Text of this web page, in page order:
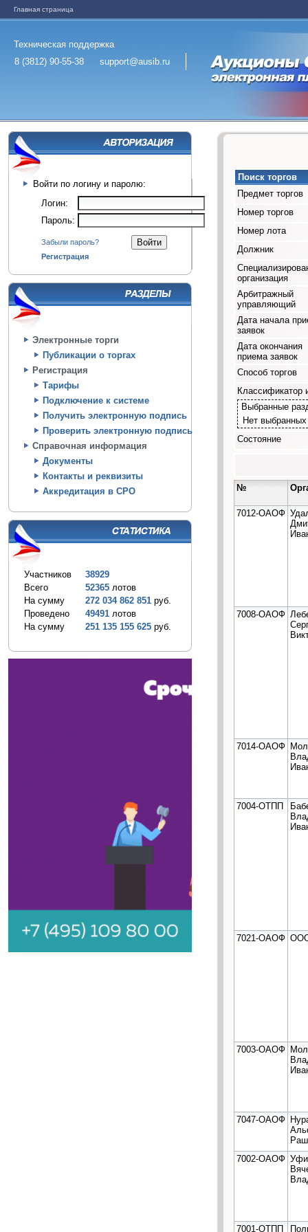
Главная страница
Техническая поддержка
8 (3812) 90-55-38
support@ausib.ru
Войти по логину и паролю:
Логин:
Пароль:
Забыли пароль?
Регистрация
Электронные торги
Публикации о торгах
Регистрация
Тарифы
Подключение к системе
Получить электронную подпись
Проверить электронную подпись
Справочная информация
Документы
Контакты и реквизиты
Аккредитация в СРО
Участников
38929
Всего
52365 лотов
На сумму
272 034 862 851 руб.
Проведено
49491 лотов
На сумму
251 135 155 625 руб.
Поиск торгов
Предмет торгов
Номер торгов
Номер лота
Должник
организация
Арбитражный
управляющий
Дата начала
заявок
Дата окончания
приема заявок
Способ торгов
Классификатор
Выбранные
Нет
Состояние
№
7012-ОАОФ
7008-ОАОФ
7014-ОАОФ
7004-ОТПП
7021-ОАОФ
7003-ОАОФ
7047-ОАОФ
7002-ОАОФ
7001-ОТПП